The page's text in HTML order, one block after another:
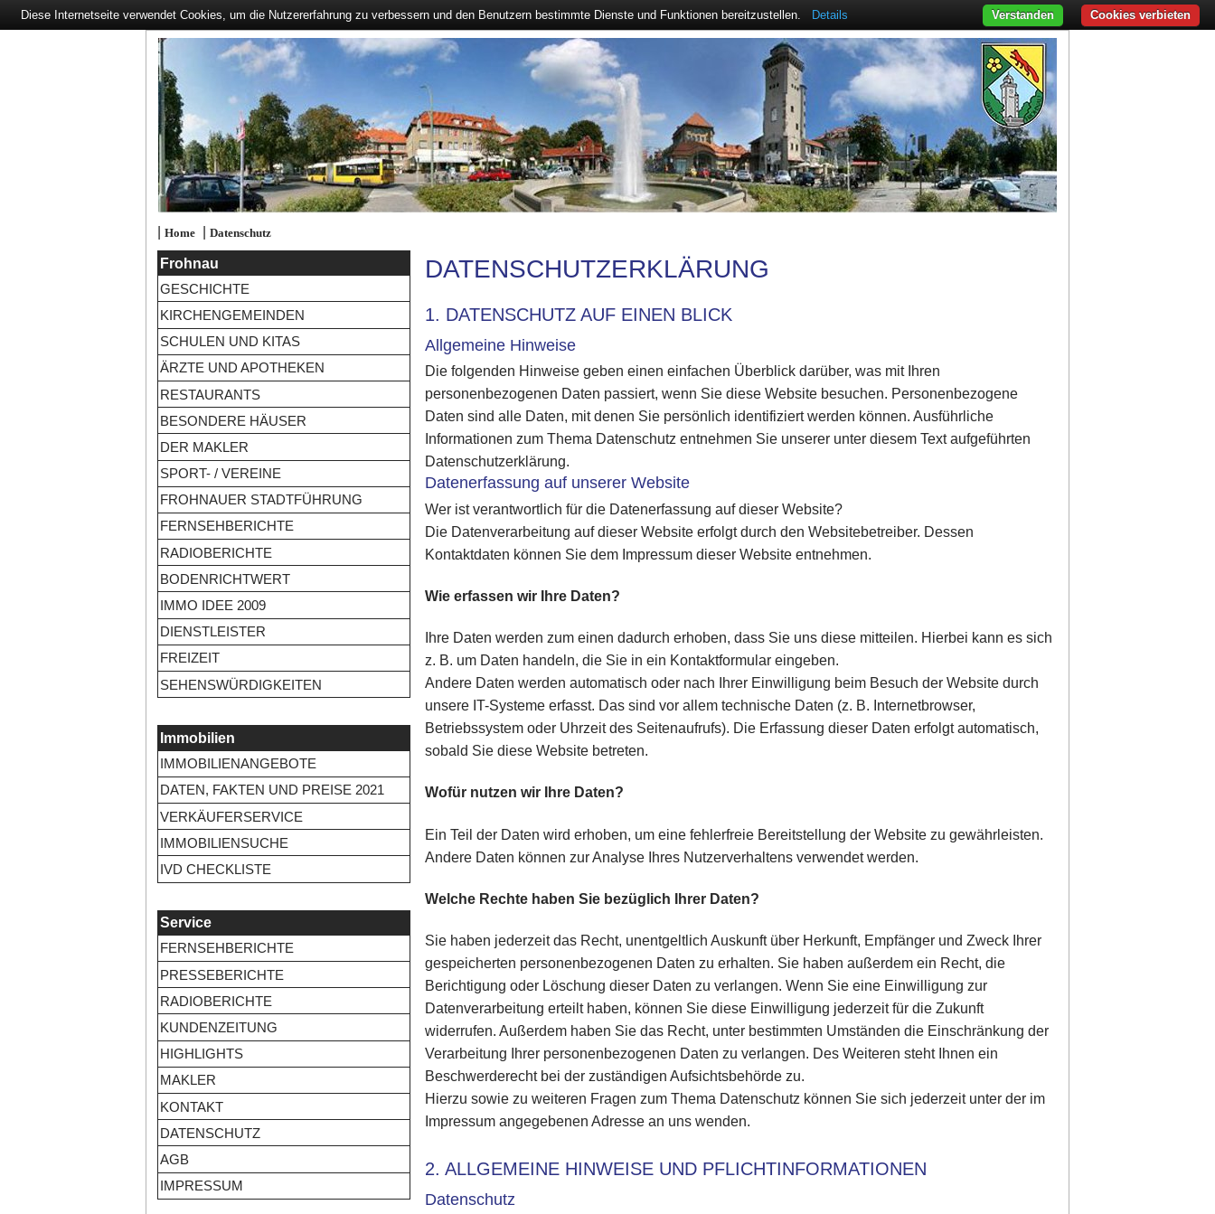
| Home| Datenschutz
Frohnau
GESCHICHTE
KIRCHENGEMEINDEN
SCHULEN UND KITAS
ÄRZTE UND APOTHEKEN
RESTAURANTS
BESONDERE HÄUSER
DER MAKLER
SPORT- / VEREINE
FROHNAUER STADTFÜHRUNG
FERNSEHBERICHTE
RADIOBERICHTE
BODENRICHTWERT
IMMO IDEE 2009
DIENSTLEISTER
FREIZEIT
SEHENSWÜRDIGKEITEN
Immobilien
IMMOBILIENANGEBOTE
DATEN, FAKTEN UND PREISE 2021
VERKÄUFERSERVICE
IMMOBILIENSUCHE
IVD CHECKLISTE
Service
FERNSEHBERICHTE
PRESSEBERICHTE
RADIOBERICHTE
KUNDENZEITUNG
HIGHLIGHTS
MAKLER
KONTAKT
DATENSCHUTZ
AGB
IMPRESSUM
DATENSCHUTZERKLÄRUNG
1. DATENSCHUTZ AUF EINEN BLICK
Allgemeine Hinweise
Die folgenden Hinweise geben einen einfachen Überblick darüber, was mit Ihren
personenbezogenen Daten passiert, wenn Sie diese Website besuchen. Personenbezogene
Daten sind alle Daten, mit denen Sie persönlich identifiziert werden können. Ausführliche
Informationen zum Thema Datenschutz entnehmen Sie unserer unter diesem Text aufgeführten
Datenschutzerklärung.
Datenerfassung auf unserer Website
Wer ist verantwortlich für die Datenerfassung auf dieser Website?
Die Datenverarbeitung auf dieser Website erfolgt durch den Websitebetreiber. Dessen
Kontaktdaten können Sie dem Impressum dieser Website entnehmen.
Wie erfassen wir Ihre Daten?
Ihre Daten werden zum einen dadurch erhoben, dass Sie uns diese mitteilen. Hierbei kann es sich
z. B. um Daten handeln, die Sie in ein Kontaktformular eingeben.
Andere Daten werden automatisch oder nach Ihrer Einwilligung beim Besuch der Website durch
unsere IT-Systeme erfasst. Das sind vor allem technische Daten (z. B. Internetbrowser,
Betriebssystem oder Uhrzeit des Seitenaufrufs). Die Erfassung dieser Daten erfolgt automatisch,
sobald Sie diese Website betreten.
Wofür nutzen wir Ihre Daten?
Ein Teil der Daten wird erhoben, um eine fehlerfreie Bereitstellung der Website zu gewährleisten.
Andere Daten können zur Analyse Ihres Nutzerverhaltens verwendet werden.
Welche Rechte haben Sie bezüglich Ihrer Daten?
Sie haben jederzeit das Recht, unentgeltlich Auskunft über Herkunft, Empfänger und Zweck Ihrer
gespeicherten personenbezogenen Daten zu erhalten. Sie haben außerdem ein Recht, die
Berichtigung oder Löschung dieser Daten zu verlangen. Wenn Sie eine Einwilligung zur
Datenverarbeitung erteilt haben, können Sie diese Einwilligung jederzeit für die Zukunft
widerrufen. Außerdem haben Sie das Recht, unter bestimmten Umständen die Einschränkung der
Verarbeitung Ihrer personenbezogenen Daten zu verlangen. Des Weiteren steht Ihnen ein
Beschwerderecht bei der zuständigen Aufsichtsbehörde zu.
Hierzu sowie zu weiteren Fragen zum Thema Datenschutz können Sie sich jederzeit unter der im
Impressum angegebenen Adresse an uns wenden.
2. ALLGEMEINE HINWEISE UND PFLICHTINFORMATIONEN
Datenschutz
Diese Internetseite verwendet Cookies, um die Nutzererfahrung zu verbessern und den Benutzern bestimmte Dienste und Funktionen bereitzustellen. Details Cookies verbieten
Verstanden